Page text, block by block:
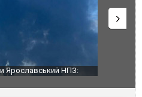
Ярославський НПЗ:
Неймар